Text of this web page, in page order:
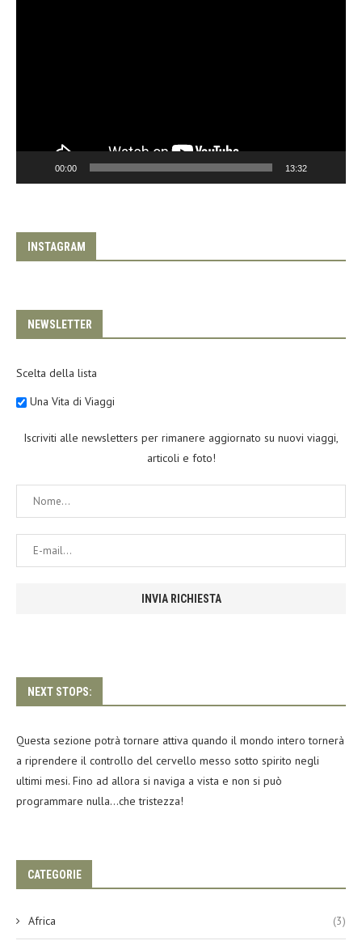
00:00 13:32
INSTAGRAM
NEWSLETTER
Scelta della lista
Una Vita di Viaggi
Iscriviti alle newsletters per rimanere aggiornato su nuovi viaggi,
articoli e foto!
NEXT STOPS:
Questa sezione potrà tornare attiva quando il mondo intero tornerà
a riprendere il controllo del cervello messo sotto spirito negli
ultimi mesi. Fino ad allora si naviga a vista e non si può
programmare nulla…che tristezza!
CATEGORIE
Africa (3)